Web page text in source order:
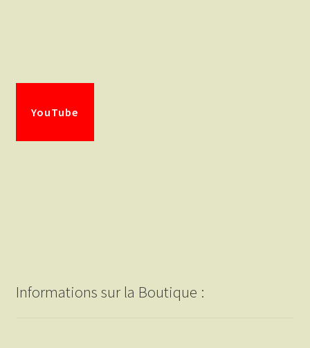
YouTube
Informations sur la Boutique :